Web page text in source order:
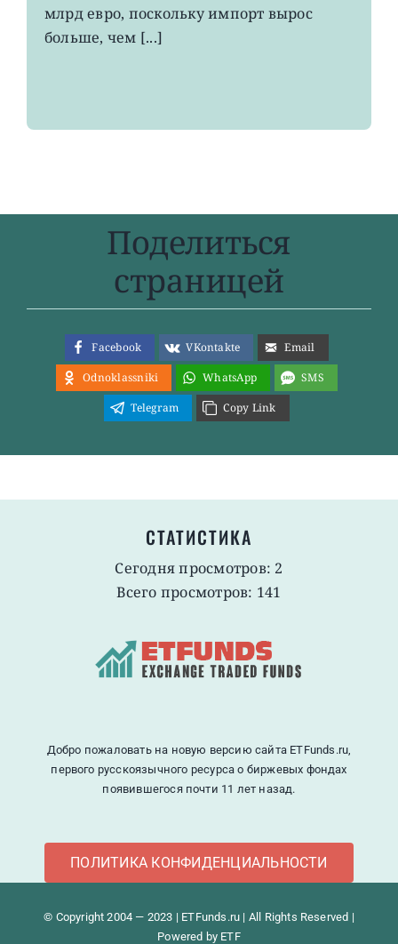
млрд евро, поскольку импорт вырос
больше, чем [...]
Поделиться
страницей
Facebook VKontakte
Email
Odnoklassniki
WhatsApp
SMS
Telegram
Copy Link
СТАТИСТИКА
Сегодня просмотров: 2
Всего просмотров: 141
Добро пожаловать на новую версию сайта ETFunds.ru,
первого русскоязычного ресурса о биржевых фондах
появившегося почти 11 лет назад.
ПОЛИТИКА КОНФИДЕНЦИАЛЬНОСТИ
© Copyright 2004 — 2023 | ETFunds.ru | All Rights Reserved |
Powered by ETF